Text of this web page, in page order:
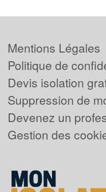
Mentions Légales
Politique de
Devis isolation
Suppression de
Devenez un
Gestion des